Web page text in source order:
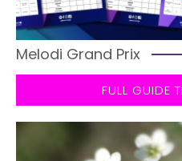
Melodi Grand Prix
FULL GUIDE